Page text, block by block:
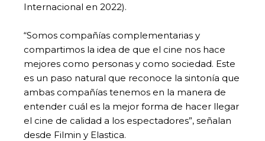
Internacional en 2022).
“Somos compañías complementarias y
compartimos la idea de que el cine nos hace
mejores como personas y como sociedad. Este
es un paso natural que reconoce la sintonía que
ambas compañías tenemos en la manera de
entender cuál es la mejor forma de hacer llegar
el cine de calidad a los espectadores”, señalan
desde Filmin y Elastica.